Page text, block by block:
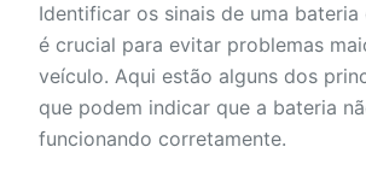
Identificar os sinais de uma bateria
é crucial para evitar problemas
veículo. Aqui estão alguns dos
que podem indicar que a bateria
funcionando corretamente.